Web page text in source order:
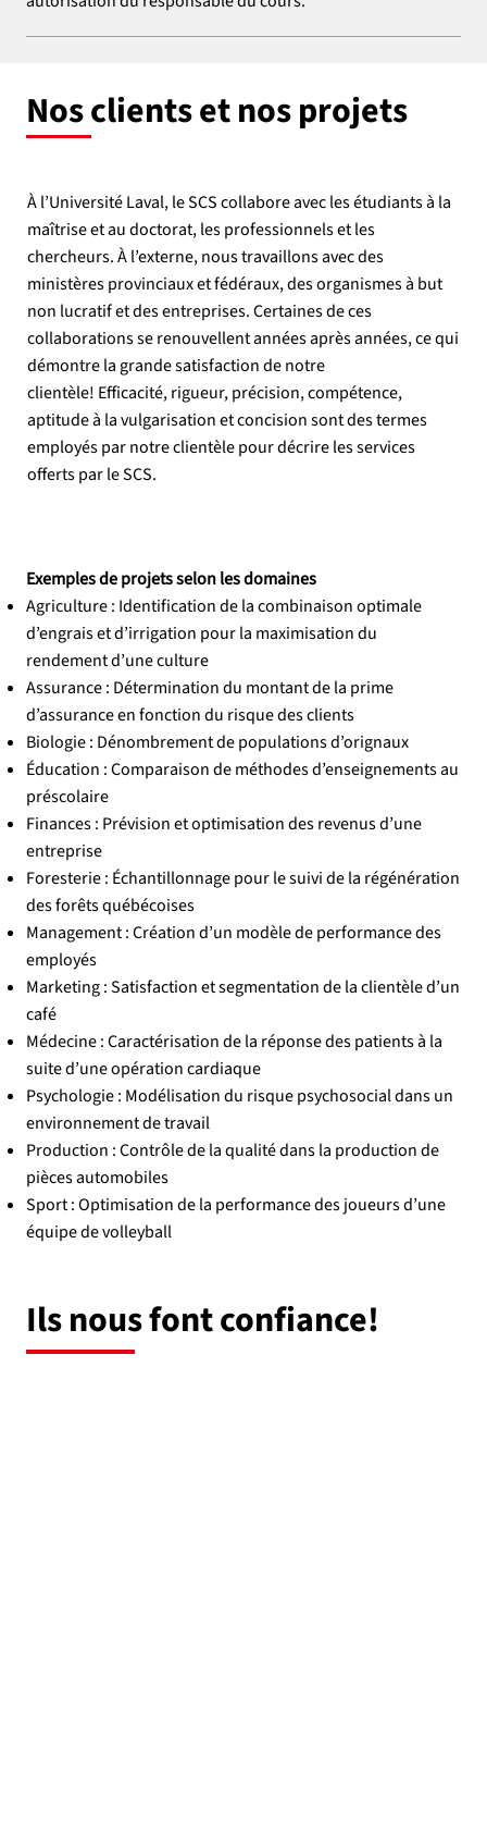
Nos clients et nos projets
À l’Université Laval, le SCS collabore avec les étudiants à la
maîtrise et au doctorat, les professionnels et les
chercheurs. À l’externe, nous travaillons avec des
ministères provinciaux et fédéraux, des organismes à but
non lucratif et des entreprises. Certaines de ces
collaborations se renouvellent années après années, ce qui
démontre la grande satisfaction de notre
clientèle! Efficacité, rigueur, précision, compétence,
aptitude à la vulgarisation et concision sont des termes
employés par notre clientèle pour décrire les services
offerts par le SCS.
Exemples de projets selon les domaines
Agriculture : Identification de la combinaison optimale
d’engrais et d’irrigation pour la maximisation du
rendement d’une culture
Assurance : Détermination du montant de la prime
d’assurance en fonction du risque des clients
Biologie : Dénombrement de populations d’orignaux
Éducation : Comparaison de méthodes d’enseignements au
préscolaire
Finances : Prévision et optimisation des revenus d’une
entreprise
Foresterie : Échantillonnage pour le suivi de la régénération
des forêts québécoises
Management : Création d’un modèle de performance des
employés
Marketing : Satisfaction et segmentation de la clientèle d’un
café
Médecine : Caractérisation de la réponse des patients à la
suite d’une opération cardiaque
Psychologie : Modélisation du risque psychosocial dans un
environnement de travail
Production : Contrôle de la qualité dans la production de
pièces automobiles
Sport : Optimisation de la performance des joueurs d’une
équipe de volleyball
Ils nous font confiance!